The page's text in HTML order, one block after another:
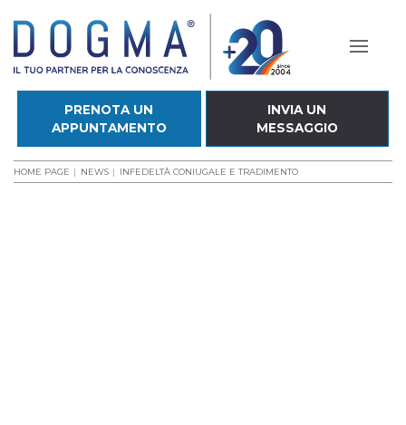
PRENOTA UN
APPUNTAMENTO
INVIA UN
MESSAGGIO
HOME PAGE NEWS INFEDELTÀ CONIUGALE E TRADIMENTO